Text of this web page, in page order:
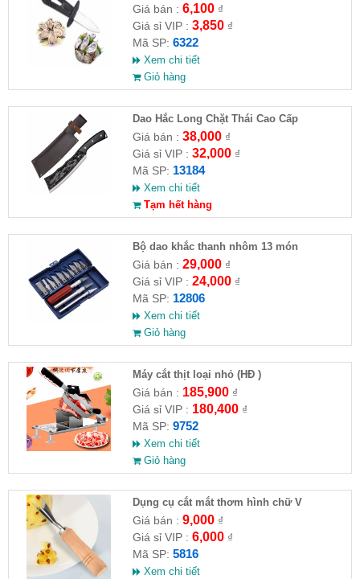
Giá bán : 6,100₫
Giá sỉ VIP : 3,850₫
Mã SP: 6322
Xem chi tiết
Giỏ hàng
Dao Hắc Long Chặt Thái Cao Cấp
Giá bán : 38,000₫
Giá sỉ VIP : 32,000₫
Mã SP: 13184
Xem chi tiết
Tạm hết hàng
Bộ dao khắc thanh nhôm 13 món
Giá bán : 29,000₫
Giá sỉ VIP : 24,000₫
Mã SP: 12806
Xem chi tiết
Giỏ hàng
Máy cắt thịt loại nhỏ (HĐ )
Giá bán : 185,900₫
Giá sỉ VIP : 180,400₫
Mã SP: 9752
Xem chi tiết
Giỏ hàng
Dụng cụ cắt mắt thơm hình chữ V
Giá bán : 9,000₫
Giá sỉ VIP : 6,000₫
Mã SP: 5816
Xem chi tiết